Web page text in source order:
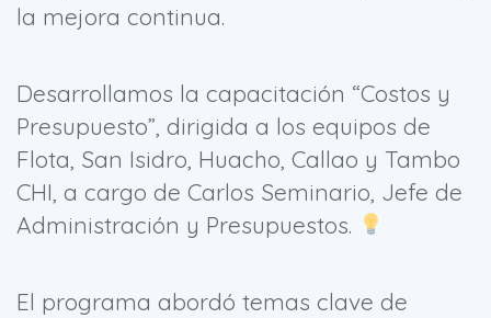
la mejora continua.
Desarrollamos la capacitación “Costos y
Presupuesto”, dirigida a los equipos de
Flota, San Isidro, Huacho, Callao y Tambo
CHI, a cargo de Carlos Seminario, Jefe de
Administración y Presupuestos.
El programa abordó temas clave de